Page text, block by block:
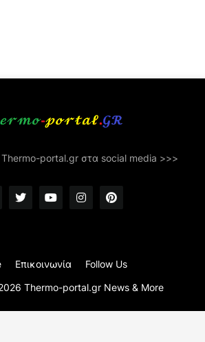
portal.gr στα social media >>>
Thermo-portal.gr News & More
Επικοινωνία Follow Us